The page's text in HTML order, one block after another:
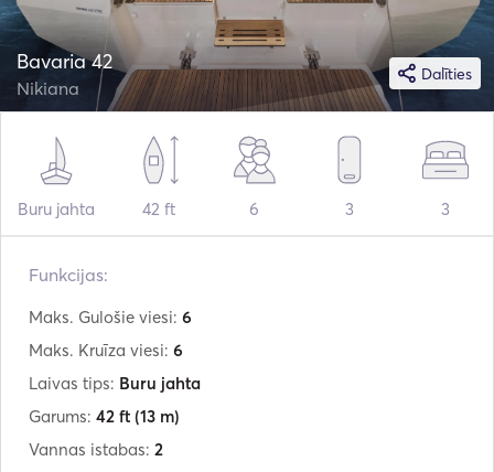
Dalīties
Bavaria 42
Nikiana
Buru jahta 42 ft 6 3 3
Funkcijas:
Maks. Gulošie viesi: 6
Maks. Kruīza viesi: 6
Laivas tips: Buru jahta
Garums: 42 ft (13 m)
Vannas istabas: 2